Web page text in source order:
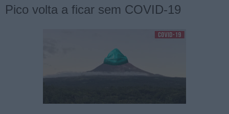
Pico volta a ficar sem COVID-19